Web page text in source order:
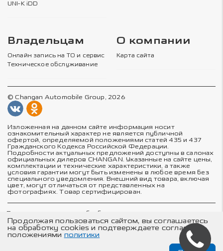
UNI-K iDD
Владельцам
Онлайн запись на ТО и сервис
Техническое обслуживание
О компании
Карта сайта
© Changan Automobile Group, 2026
Изложенная на данном сайте информация носит
ознакомительный характер не является публичной
офертой, определяемой положениями статей 435 и 437
Гражданского Кодекса Российской Федерации.
Подробности актуальных предложений доступны в салонах
официальных дилеров CHANGAN. Указанные на сайте цены,
комплектации и технические характеристики, а также
условия гарантии могут быть изменены в любое время без
специального уведомления. Внешний вид товара, включая
цвет, могут отличаться от представленных на
фотографиях. Товар сертифицирован.
Политика в отношении обработки персональных данных
Политика конфиденциальности
Согласие на обработку персональных данных
Соглашение об использовании cookie-файлов
Продолжая пользоваться сайтом, вы соглашаетесь
на обработку cookies и подтверждаете согласие с
положениями политики